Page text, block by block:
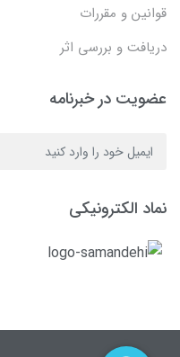
قوانین و مقررات
دریافت و بررسی اثر
عضویت در خبرنامه
نماد الکترونیکی